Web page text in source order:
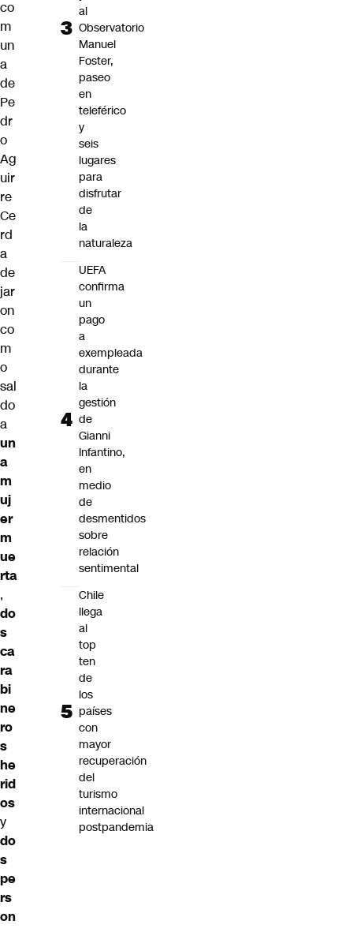
co
m
un
a
de
Pe
dr
o
Ag
uir
re
Ce
rd
a
de
jar
on
co
m
o
sal
do
a
un
a
m
uj
er
m
ue
rta
,
do
s
ca
ra
bi
ne
ro
s
he
rid
os
y
do
s
pe
rs
on
al
Observatorio
Manuel
Foster,
paseo
en
teleférico
y
seis
lugares
para
disfrutar
de
la
naturaleza
UEFA
confirma
un
pago
a
exempleada
durante
la
gestión
de
Gianni
Infantino,
en
medio
de
desmentidos
sobre
relación
sentimental
Chile
llega
al
top
ten
de
los
países
con
mayor
recuperación
del
turismo
internacional
postpandemia